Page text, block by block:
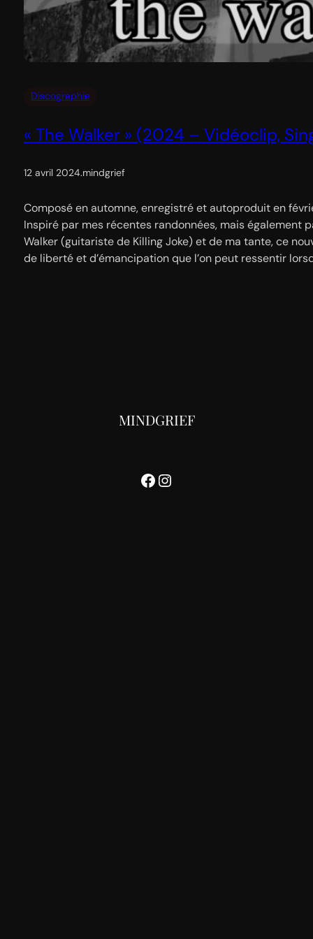
Discographie
« The Walker » (2024 – Vidéoclip,
12 avril 2024.mindgrief
Composé en automne, enregistré et autoproduit en
Inspiré par mes récentes randonnées, mais également
Walker (guitariste de Killing Joke) et de ma tante, ce
de liberté et d’émancipation que l’on peut ressentir
MINDGRIEF
Facebook
Instagram